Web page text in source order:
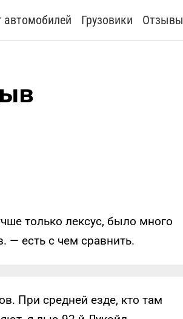
автомобилей Грузовики Отзывы
только лексус, было много
— есть с чем сравнить.
При средней езде, кто там